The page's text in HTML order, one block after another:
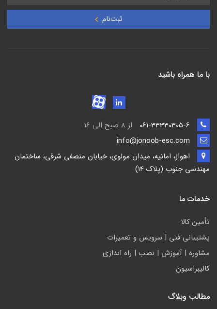
ثبت‌نام
با ما همراه باشید
از 8 صبح الی 16
اهواز، امانیه، میدان مولوی، خیابان منصفی شرقی، ساختمان
مهندسی جنوب (پلاک 14)
خدمات ما
تأمين كالا
پشتيباني فني | سرويس و تعمیرات
مشاوره | آموزش | نصب | راه اندازی
کالیبراسیون
مطالب وبلاگ